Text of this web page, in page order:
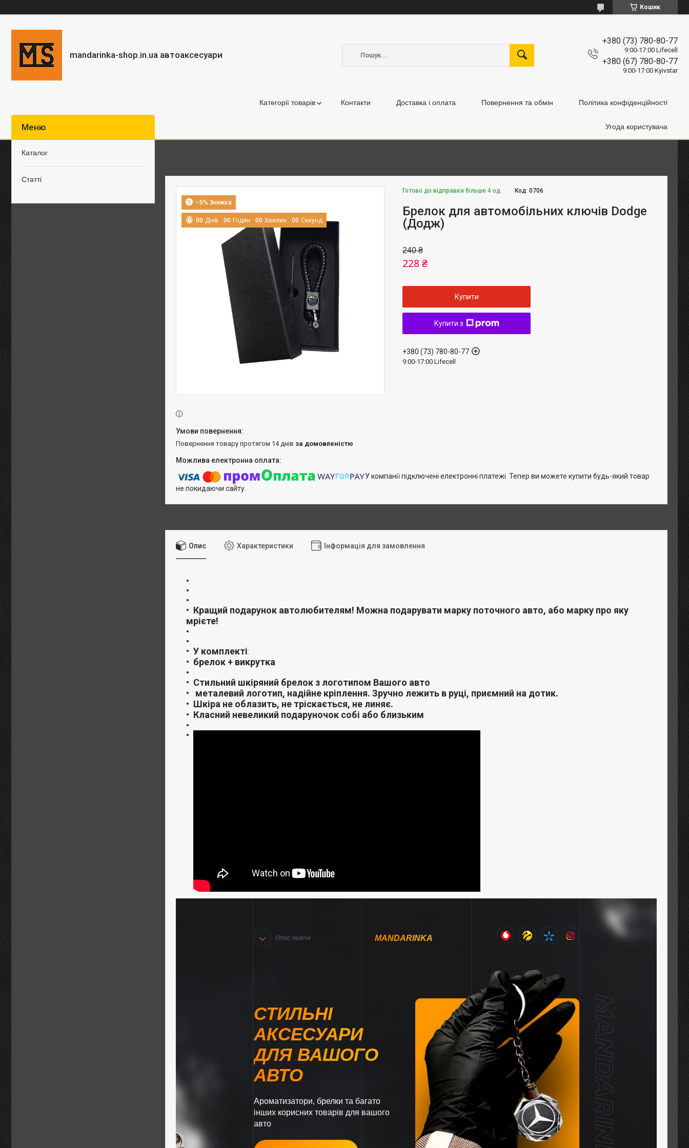
Кошик
mandarinka-shop.in.ua автоаксесуари
+380 (73) 780-80-77
9:00-17:00 Lifecell
+380 (67) 780-80-77
9:00-17:00 Kyivstar
Категорії товарів Контакти Доставка і оплата Повернення та обмін Політика конфіденційності
Угода користувача
–5%
00 Днів 00 Годин 00 Хвилин 00 Секунд
Готово до відправки більше 4 од. Код:0706
Брелок для автомобільних ключів Dodge
(Додж)
240 ₴
228 ₴
Купити
Купити з
+380 (73) 780-80-77
9:00-17:00 Lifecell
повернення товару протягом 14 днів за домовленістю
У компанії підключені електронні платежі. Тепер ви можете купити будь-який товар
не покидаючи сайту.
Опис Характеристики Інформація для замовлення
Кращий подарунок автолюбителям! Можна подарувати марку поточного авто, або марку про яку
мрієте!
У комплекті:
брелок + викрутка
Стильний шкіряний брелок з логотипом Вашого авто
металевий логотип, надійне кріплення. Зручно лежить в руці, приємний на дотик.
Шкіра не облазить, не тріскається, не линяє.
Класний невеликий подаруночок собі або близьким
Опис нижче MANDARINKA
СТИЛЬНІ
АКСЕСУАРИ
ДЛЯ ВАШОГО
АВТО
Ароматизатори, брелки та багато
інших корисних товарів для вашого
авто
Каталог
Статті